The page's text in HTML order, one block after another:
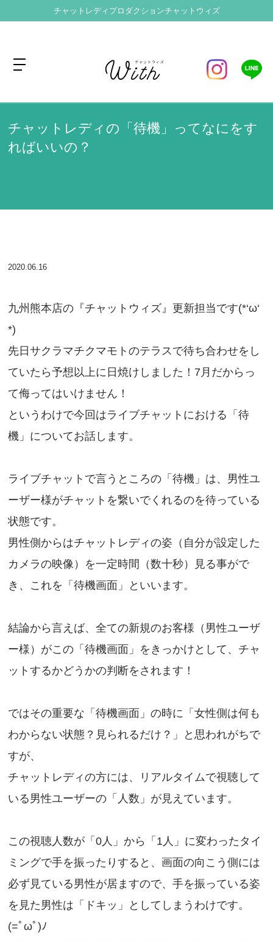
チャットレディプロダクションチャットウィズ
トップページ
チャットレディの「待機」ってなにをす
ればいいの？
2020.06.16
九州熊本店の『チャットウィズ』更新担当です(*‘ω‘
*)
先日サクラマチクマモトのテラスで待ち合わせをし
ていたら予想以上に日焼けしました！7月だからっ
て侮ってはいけません！
というわけで今回はライブチャットにおける「待
機」についてお話します。
ライブチャットで言うところの「待機」は、男性ユ
ーザー様がチャットを繋いでくれるのを待っている
状態です。
男性側からはチャットレディの姿（自分が設定した
カメラの映像）を一定時間（数十秒）見る事がで
き、これを「待機画面」といいます。
結論から言えば、全ての新規のお客様（男性ユーザ
ー様）がこの「待機画面」をきっかけとして、チャ
ットするかどうかの判断をされます！
ではその重要な「待機画面」の時に「女性側は何も
わからない状態？見られるだけ？」と思われがちで
すが、
チャットレディの方には、リアルタイムで視聴して
いる男性ユーザーの「人数」が見えています。
この視聴人数が「0人」から「1人」に変わったタイ
ミングで手を振ったりすると、画面の向こう側には
必ず見ている男性が居ますので、手を振っている姿
を見た男性は「ドキッ」としてしまうわけです。
(=ﾟωﾟ)ﾉ